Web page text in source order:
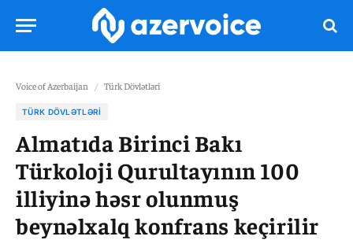
Voice of Azerbaijan / Türk Dövlətləri
TÜRK DÖVLƏTLƏRI
Almatıda Birinci Bakı
Türkoloji Qurultayının 100
illiyinə həsr olunmuş
beynəlxalq konfrans keçirilir